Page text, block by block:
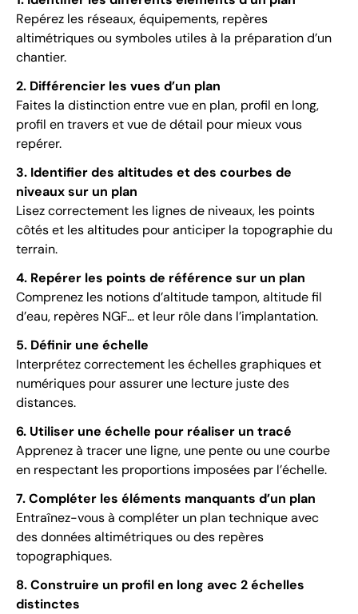
Repérez les réseaux, équipements, repères
altimétriques ou symboles utiles à la préparation d’un
chantier.
2. Différencier les vues d’un plan
Faites la distinction entre vue en plan, profil en long,
profil en travers et vue de détail pour mieux vous
repérer.
3. Identifier des altitudes et des courbes de
niveaux sur un plan
Lisez correctement les lignes de niveaux, les points
côtés et les altitudes pour anticiper la topographie du
terrain.
4. Repérer les points de référence sur un plan
Comprenez les notions d’altitude tampon, altitude fil
d’eau, repères NGF… et leur rôle dans l’implantation.
5. Définir une échelle
Interprétez correctement les échelles graphiques et
numériques pour assurer une lecture juste des
distances.
6. Utiliser une échelle pour réaliser un tracé
Apprenez à tracer une ligne, une pente ou une courbe
en respectant les proportions imposées par l’échelle.
7. Compléter les éléments manquants d’un plan
Entraînez-vous à compléter un plan technique avec
des données altimétriques ou des repères
topographiques.
8. Construire un profil en long avec 2 échelles
distinctes